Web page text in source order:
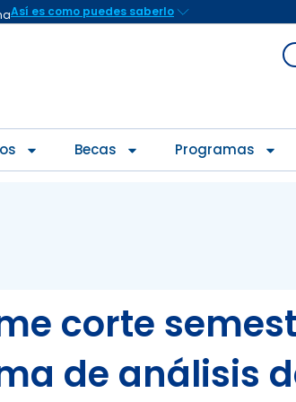
Así es como puedes saberlo
Becas Programas
corte
de análisis